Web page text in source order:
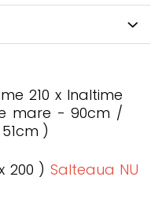
210 x Inaltime
mare - 90cm /
)
200 ) Salteaua NU